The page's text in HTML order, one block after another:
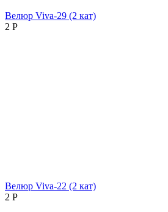
Велюр Viva-29 (2 кат)
2 Р
Велюр Viva-22 (2 кат)
2 Р